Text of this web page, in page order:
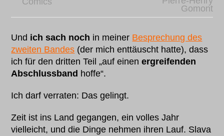
Gomont
Und ich sach noch in meiner Besprechung des
zweiten Bandes (der mich enttäuscht hatte), dass
ich für den dritten Teil „auf einenergreifenden
Abschlussband hoffe“.
Ich darf verraten: Das gelingt.
Zeit ist ins Land gegangen, ein volles Jahr
vielleicht, und die Dinge nehmen ihren Lauf. Slava